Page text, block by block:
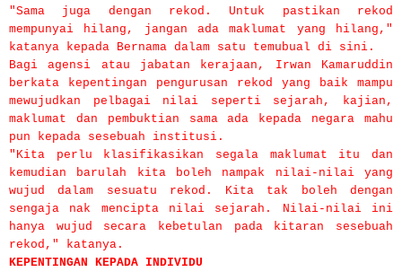
"Sama juga dengan rekod. Untuk pastikan rekod
mempunyai hilang, jangan ada maklumat yang hilang,"
katanya kepada Bernama dalam satu temubual di sini.
Bagi agensi atau jabatan kerajaan, Irwan Kamaruddin
berkata kepentingan pengurusan rekod yang baik mampu
mewujudkan pelbagai nilai seperti sejarah, kajian,
maklumat dan pembuktian sama ada kepada negara mahu
pun kepada sesebuah institusi.
"Kita perlu klasifikasikan segala maklumat itu dan
kemudian barulah kita boleh nampak nilai-nilai yang
wujud dalam sesuatu rekod. Kita tak boleh dengan
sengaja nak mencipta nilai sejarah. Nilai-nilai ini
hanya wujud secara kebetulan pada kitaran sesebuah
rekod," katanya.
KEPENTINGAN KEPADA INDIVIDU